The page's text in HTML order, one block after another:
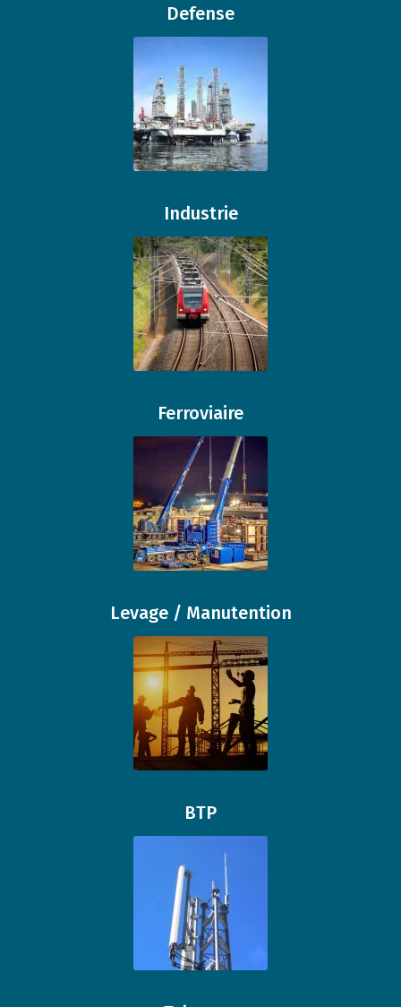
Defense
Industrie
Ferroviaire
Levage / Manutention
BTP